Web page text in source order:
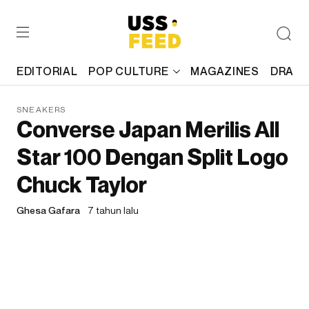
EDITORIAL POP CULTURE MAGAZINES
SNEAKERS
Converse Japan Merilis All
Star 100 Dengan Split Logo
Chuck Taylor
Ghesa Gafara 7 tahun lalu